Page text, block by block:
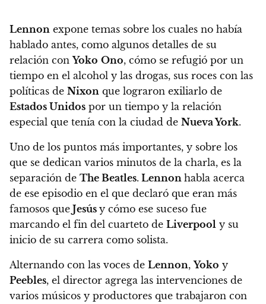
Lennon expone temas sobre los cuales no había
hablado antes, como algunos detalles de su
relación conYoko Ono, cómo se refugió por un
tiempo en el alcohol y las drogas, sus roces con las
políticas de Nixon que lograron exiliarlo de
Estados Unidos por un tiempo y la relación
especial que tenía con la ciudad de Nueva York.
Uno de los puntos más importantes, y sobre los
que se dedican varios minutos de la charla, es la
separación de The Beatles. Lennon habla acerca
de ese episodio en el que declaró que eran más
famosos que Jesús y cómo ese suceso fue
marcando el fin del cuarteto de Liverpool y su
inicio de su carrera como solista.
Alternando con las voces de Lennon,Yoko y
Peebles, el director agrega las intervenciones de
varios músicos y productores que trabajaron con